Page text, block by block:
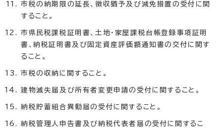
市税の納期限の延長、徴収猶予及び減免措置の受付に関
すること。
市県民税課税証明書、土地・家屋課税台帳登録事項証明
書、納税証明書及び固定資産評価額通知書の交付に関す
ること。
市税の収納に関すること。
建物滅失届及び所有者変更申請の受付に関すること。
納税貯蓄組合異動届の受付に関すること。
納税管理人申告書及び納税代表者届の受付に関するこ